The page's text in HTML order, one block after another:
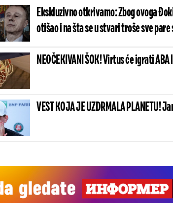
Ekskluzivno otkrivamo: Zbog ovoga
otišao i na šta se u stvari troše sve
NEOČEKIVANI ŠOK! Virtus će igrati
VEST KOJA JE UZDRMALA PLANETU!